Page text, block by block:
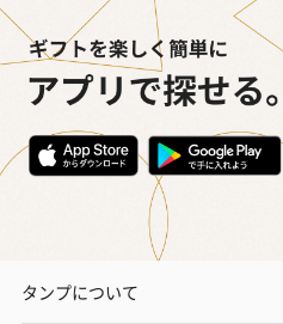
タンプについて